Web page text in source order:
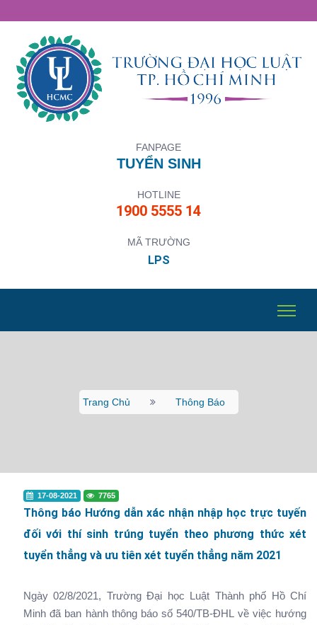
FANPAGE
TUYỂN SINH
HOTLINE
1900 5555 14
MÃ TRƯỜNG
LPS
Trang Chủ Thông Báo
17-08-2021 7765
Thông báo Hướng dẫn xác nhận nhập học trực tuyến
đối với thí sinh trúng tuyển theo phương thức xét
tuyển thẳng và ưu tiên xét tuyển thẳng năm 2021
Ngày 02/8/2021, Trường Đại học Luật Thành phố Hồ Chí
Minh đã ban hành thông báo số 540/TB-ĐHL về việc hướng